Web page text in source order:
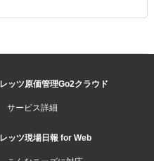
レッツ原価管理Go2クラウド
サービス詳細
レッツ現場日報 for Web